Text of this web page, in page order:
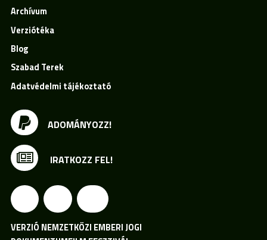
VERZIÓ NEMZETKÖZI EMBERI JOGI
ADOMÁNYOZZ!
IRATKOZZ FEL!
Archívum
Verziótéka
Blog
Szabad Terek
Adatvédelmi tájékoztató